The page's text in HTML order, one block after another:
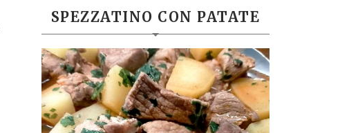
SPEZZATINO CON PATATE